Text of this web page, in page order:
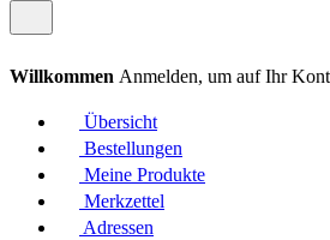
Willkommen Anmelden, um auf Ihr
Übersicht
Bestellungen
Meine Produkte
Merkzettel
Adressen